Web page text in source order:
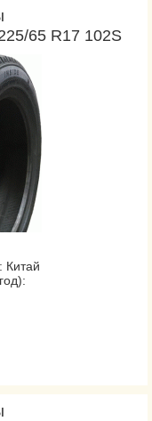
65 R17 102S
Китай